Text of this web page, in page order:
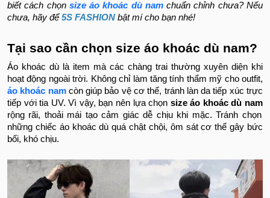
biết cách chọn size áo khoác dù nam chuẩn chỉnh chưa? Nếu
chưa, hãy để5S FASHION bật mí cho bạn nhé!
Tại sao cần chọn size áo khoác dù nam?
Áo khoác dù là item mà các chàng trai thường xuyên diện khi
hoạt động ngoài trời. Không chỉ làm tăng tính thẩm mỹ cho outfit,
áo khoác namcòn giúp bảo vệ cơ thể, tránh làn da tiếp xúc trực
tiếp với tia UV. Vì vậy, bạn nên lựa chọn size áo khoác dù nam
rộng rãi, thoải mái tạo cảm giác dễ chịu khi mặc. Tránh chọn
những chiếc áo khoác dù quá chật chội, ôm sát cơ thể gây bức
bối, khó chịu.